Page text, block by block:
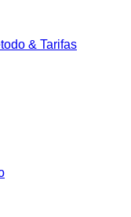
& Tarifas